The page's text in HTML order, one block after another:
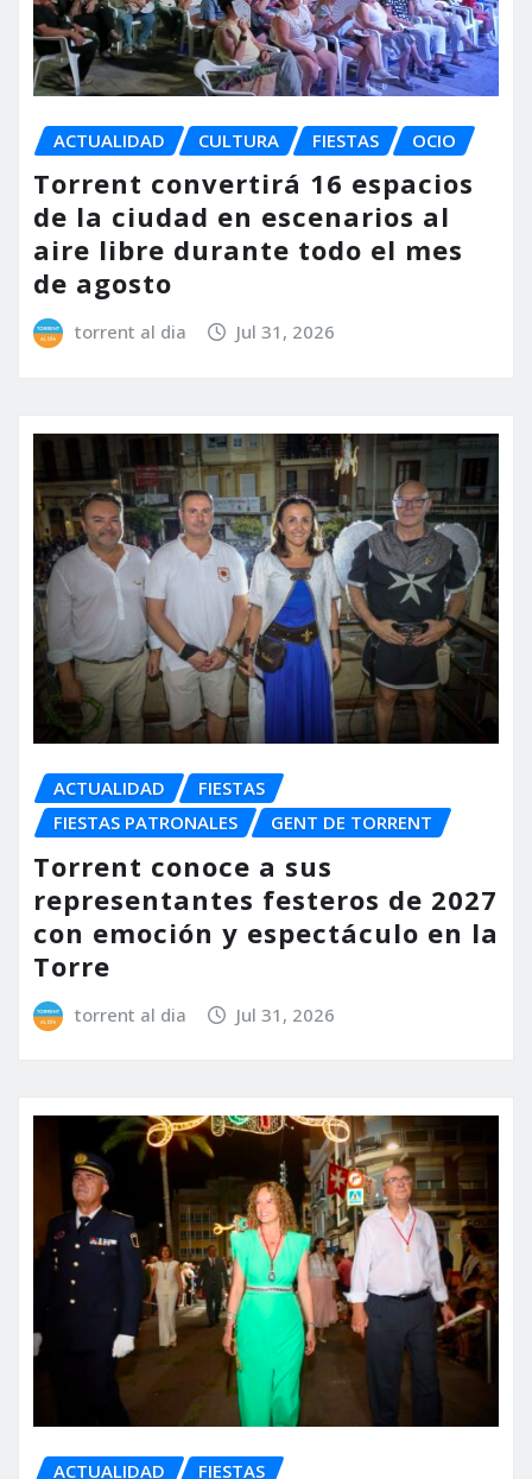
ACTUALIDAD CULTURA FIESTAS OCIO
Torrent convertirá 16 espacios
de la ciudad en escenarios al
aire libre durante todo el mes
de agosto
torrent al dia Jul 31, 2026
ACTUALIDAD
FIESTAS
FIESTAS PATRONALES
GENT DE TORRENT
Torrent conoce a sus
representantes festeros de 2027
con emoción y espectáculo en la
Torre
torrent al dia Jul 31, 2026
ACTUALIDAD FIESTAS